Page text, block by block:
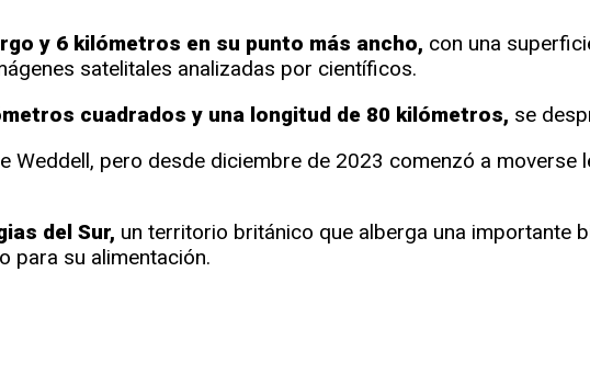
y 6 kilómetros en su punto más ancho, con una
satelitales analizadas por científicos.
cuadrados y una longitud de 80 kilómetros, se
Weddell, pero desde diciembre de 2023 comenzó a moverse
del Sur, un territorio británico que alberga una importante
para su alimentación.